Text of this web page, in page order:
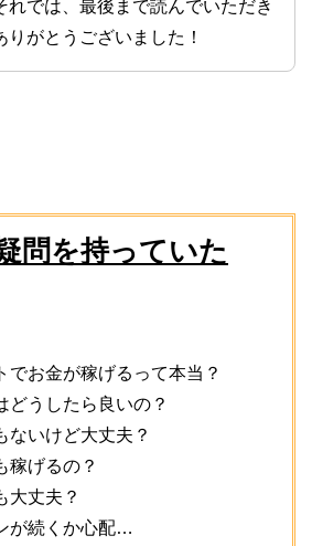
れでは、最後まで読んでいただき
りがとうございました！
問を持っていた
お金が稼げるって本当？
うしたら良いの？
いけど大丈夫？
げるの？
丈夫？
が続くか心配…